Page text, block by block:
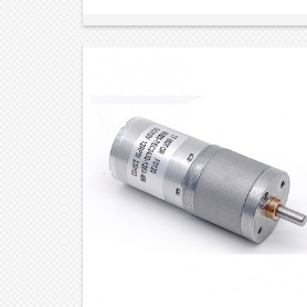
Halterungen, Büro- und